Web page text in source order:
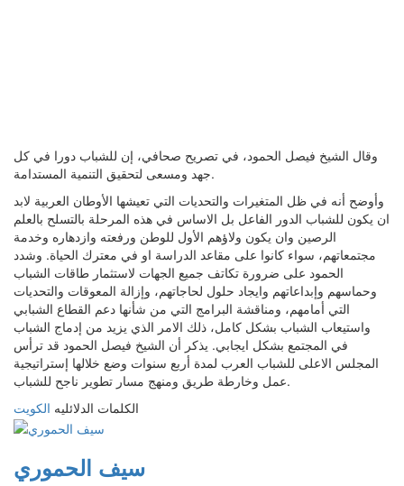
وقال الشيخ فيصل الحمود، في تصريح صحافي، إن للشباب دورا في كل
جهد ومسعى لتحقيق التنمية المستدامة.
وأوضح أنه في ظل المتغيرات والتحديات التي تعيشها الأوطان العربية لابد
ان يكون للشباب الدور الفاعل بل الاساس في هذه المرحلة بالتسلح بالعلم
الرصين وان يكون ولاؤهم الأول للوطن ورفعته وازدهاره وخدمة
مجتمعاتهم، سواء كانوا على مقاعد الدراسة او في معترك الحياة. وشدد
الحمود على ضرورة تكاتف جميع الجهات لاستثمار طاقات الشباب
وحماسهم وإبداعاتهم وايجاد حلول لحاجاتهم، وإزالة المعوقات والتحديات
التي أمامهم، ومناقشة البرامج التي من شأنها دعم القطاع الشبابي
واستيعاب الشباب بشكل كامل، ذلك الامر الذي يزيد من إدماج الشباب
في المجتمع بشكل ايجابي. يذكر أن الشيخ فيصل الحمود قد ترأس
المجلس الاعلى للشباب العرب لمدة أربع سنوات وضع خلالها إستراتيجية
عمل وخارطة طريق ومنهج مسار تطوير ناجح للشباب.
الكلمات الدلائليه الكويت
سيف الحموري